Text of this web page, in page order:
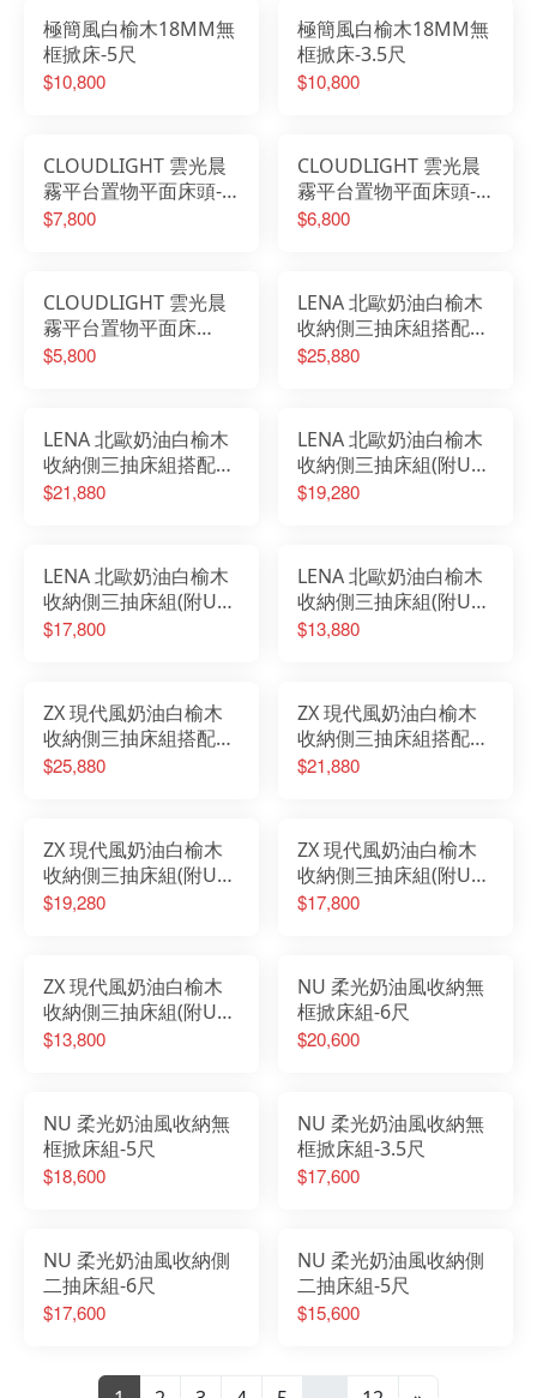
極簡風白榆木18MM無
框掀床-5尺
$10,800
極簡風白榆木18MM無
框掀床-3.5尺
$10,800
CLOUDLIGHT 雲光晨
霧平台置物平面床頭-6
尺
$7,800
CLOUDLIGHT 雲光晨
霧平台置物平面床頭-5
尺
$6,800
CLOUDLIGHT 雲光晨
霧平台置物平面床
頭-3.5尺
$5,800
LENA 北歐奶油白榆木
收納側三抽床組搭配床
邊櫃(附USB插座)-標準
$25,880
LENA 北歐奶油白榆木
收納側三抽床組搭配床
邊櫃(附USB插座)-單人
$21,880
LENA 北歐奶油白榆木
收納側三抽床組(附USB
插座)-雙人加大6尺
$19,280
LENA 北歐奶油白榆木
收納側三抽床組(附USB
插座)-標準雙人5尺
$17,800
LENA 北歐奶油白榆木
收納側三抽床組(附USB
插座)-單人加大3.5尺
$13,880
ZX 現代風奶油白榆木
收納側三抽床組搭配床
邊櫃(附USB插座)-標準
$25,880
ZX 現代風奶油白榆木
收納側三抽床組搭配床
邊櫃(附USB插座)-單人
$21,880
ZX 現代風奶油白榆木
收納側三抽床組(附USB
插座)-雙人加大6尺
$19,280
ZX 現代風奶油白榆木
收納側三抽床組(附USB
插座)-標準雙人5尺
$17,800
ZX 現代風奶油白榆木
收納側三抽床組(附USB
插座)-單人加大3.5尺
$13,800
NU 柔光奶油風收納無
框掀床組-6尺
$20,600
NU 柔光奶油風收納無
框掀床組-5尺
$18,600
NU 柔光奶油風收納無
框掀床組-3.5尺
$17,600
NU 柔光奶油風收納側
二抽床組-6尺
$17,600
NU 柔光奶油風收納側
二抽床組-5尺
$15,600